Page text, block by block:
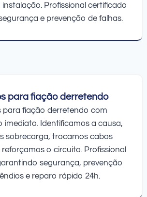
Profissional certificado
e prevenção de falhas.
para fiação derretendo
para fiação derretendo com
imediato. Identificamos a causa,
sobrecarga, trocamos cabos
o circuito. Profissional
segurança, prevenção
e reparo rápido 24h.